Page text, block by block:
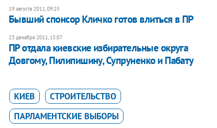
19 августа 2011, 09:25
Бывший спонсор Кличко готов влиться в ПР
23 декабря 2011, 15:07
ПР отдала киевские избирательные округа
Довгому, Пилипишину, Супруненко и Пабату
КИЕВ
СТРОИТЕЛЬСТВО
ПАРЛАМЕНТСКИЕ ВЫБОРЫ